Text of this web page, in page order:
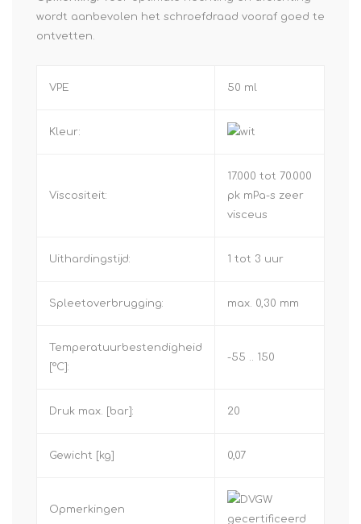
wordt aanbevolen het schroefdraad vooraf goed te
ontvetten.
VPE 50 ml
Kleur:
Viscositeit:
17.000 tot 70.000
pk mPa-s zeer
visceus
Uithardingstijd: 1 tot 3 uur
Spleetoverbrugging: max. 0,30 mm
Temperatuurbestendigheid
[°C]:
-55 .. 150
Druk max. [bar]: 20
Gewicht [kg] 0,07
Opmerkingen